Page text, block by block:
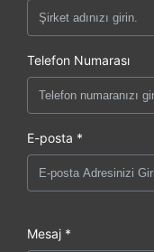
Telefon Numarası
E-posta *
Mesaj *